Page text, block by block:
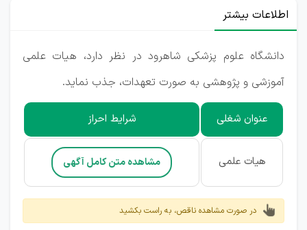
اطلاعات بیشتر
دانشگاه علوم پزشکی شاهرود در نظر دارد، هیات علمی
آموزشی و پژوهشی به صورت تعهدات، جذب نماید.
عنوان شغلی شرایط احراز
هیات علمی مشاهده متن کامل آگهی
در صورت مشاهده ناقص، به راست بکشید